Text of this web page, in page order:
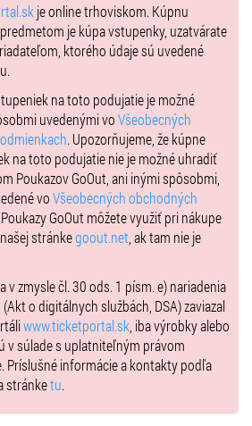
je online trhoviskom. Kúpnu
je kúpa vstupenky, uzatvárate
ktorého údaje sú uvedené
na toto podujatie je možné
uvedenými voVšeobecných
. Upozorňujeme, že kúpne
na toto podujatie nie je možné uhradiť
Poukazov GoOut, ani inými spôsobmi,
voVšeobecných obchodných
Poukazy GoOut môžete využiť pri nákupe
stránkegoout.net , ak tam nie je
v zmysle čl. 30 ods. 1 písm. e) nariadenia
o digitálnych službách, DSA) zaviazal
www.ticketportal.sk , iba výrobky alebo
v súlade s uplatniteľným právom
Príslušné informácie a kontakty podľa
stránketu.